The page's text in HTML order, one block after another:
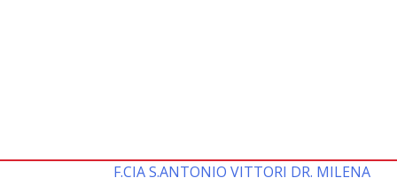
F.CIA S.ANTONIO VITTORI DR. MILENA